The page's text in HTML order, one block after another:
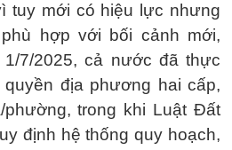
tuy mới có hiệu lực nhưng
hợp với bối cảnh mới,
7/2025, cả nước đã thực
địa phương hai cấp,
trong khi Luật Đất
định hệ thống quy hoạch,